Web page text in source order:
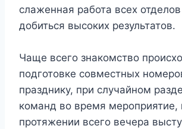
слаженная работа всех
добиться высоких результатов.
Чаще всего знакомство
подготовке совместных
празднику, при случайном
команд во время мероприятие,
протяжении всего вечера